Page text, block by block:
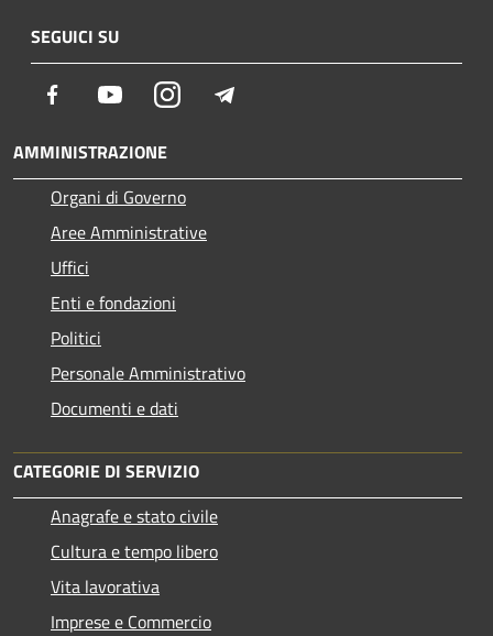
SEGUICI SU
Facebook YoutubeInstagram
AMMINISTRAZIONE
Organi di Governo
Aree Amministrative
Uffici
Enti e fondazioni
Politici
Personale Amministrativo
Documenti e dati
CATEGORIE DI SERVIZIO
Anagrafe e stato civile
Cultura e tempo libero
Vita lavorativa
Imprese e Commercio